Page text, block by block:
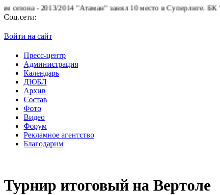
- 2013/2014 "Атаман" занял 10 место в Суперлиге.БК "Атаман"
Соц.сети:
Войти на сайт
Пресс-центр
Администрация
Календарь
ДЮБЛ
Архив
Состав
Фото
Видео
Форум
Рекламное агентство
Благодарим
Турнир итоговый на Вертоле